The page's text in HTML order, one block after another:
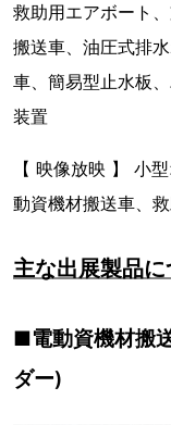
救助用エアボート
搬送車、油圧式排
車、簡易型止水板
装置
【 映像放映 】 小
動資機材搬送車、
主な出展製品に
■電動資機材搬
ダー)